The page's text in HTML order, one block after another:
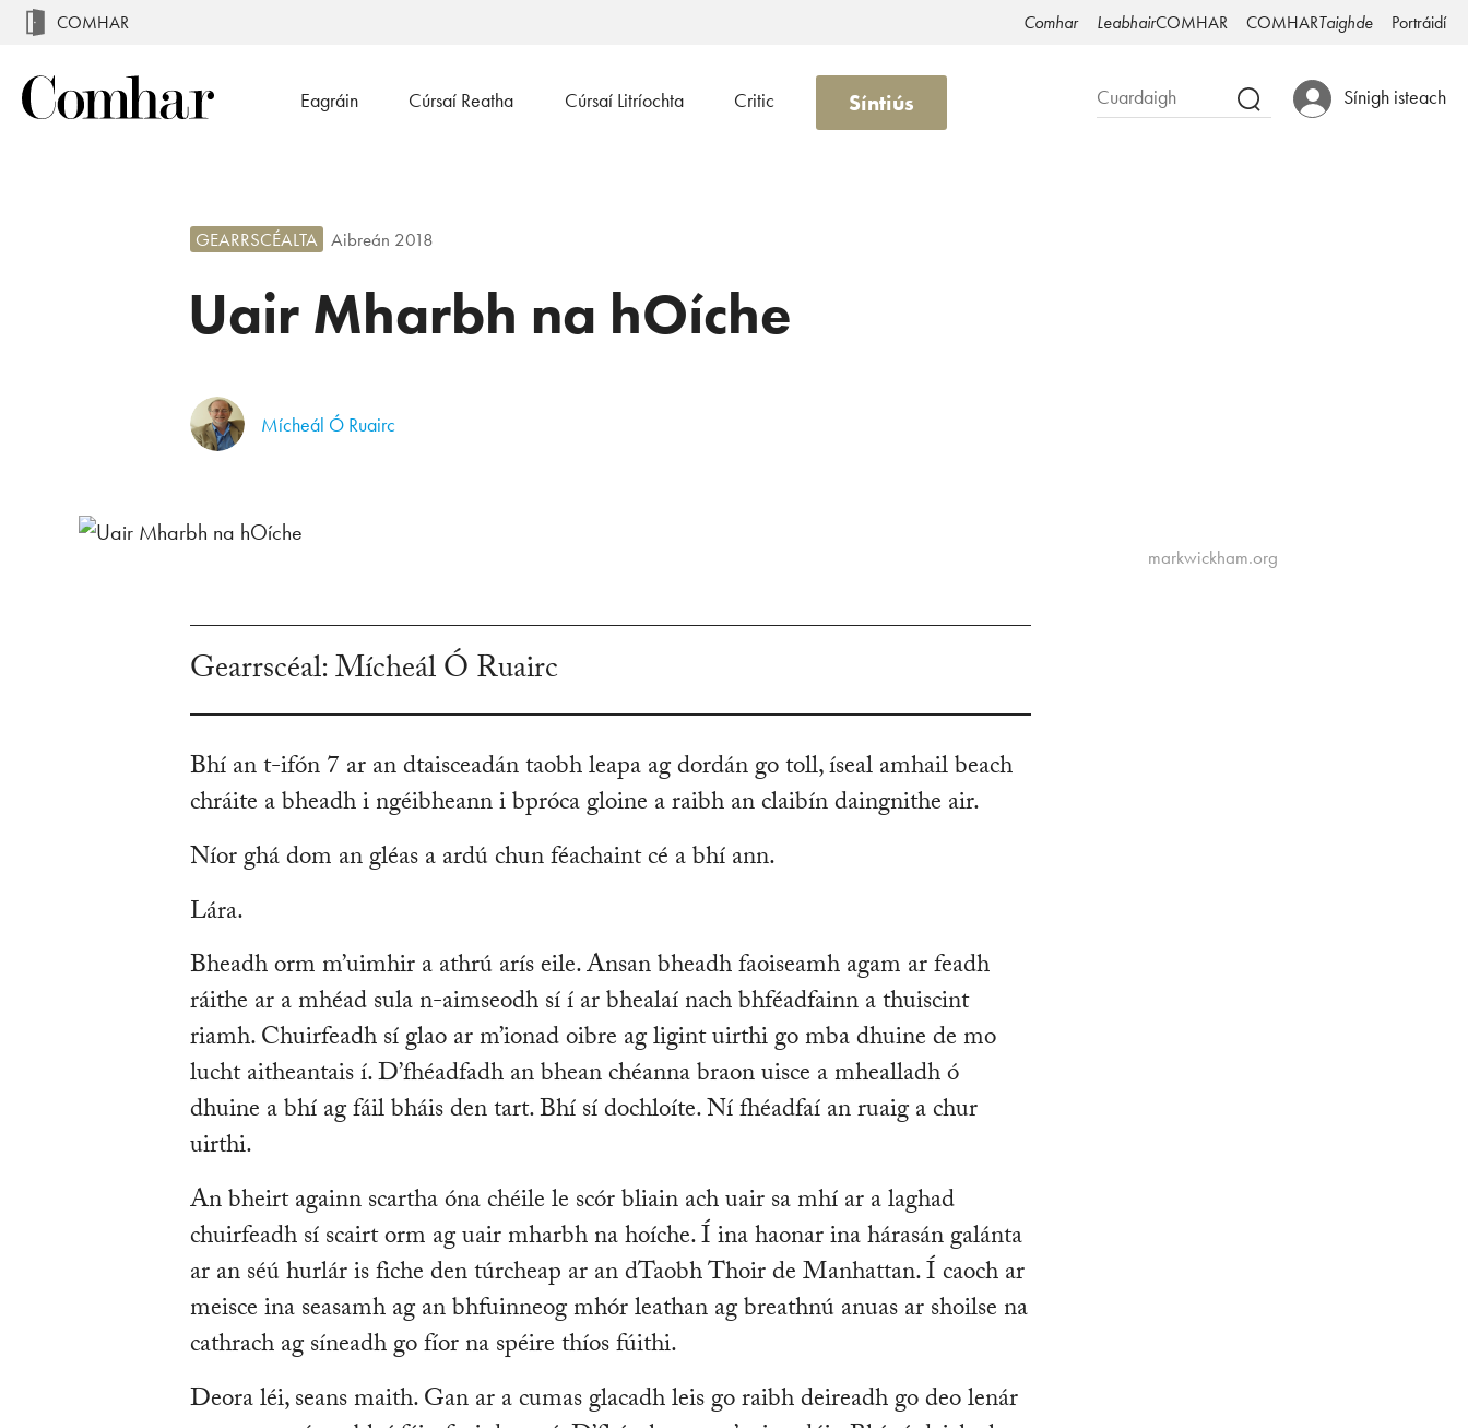
COMHAR Comhar LeabhairCOMHAR COMHARTaighde Portráidí
Sínigh isteach
Eagráin Cúrsaí Reatha Cúrsaí Litríochta Critic Síntiús
Uair Mharbh na hOíche
GEARRSCÉALTA Aibreán 2018
Mícheál Ó Ruairc
markwickham.org
Gearrscéal: Mícheál Ó Ruairc
Bhí an t-ifón 7 ar an dtaisceadán taobh leapa ag dordán go toll, íseal amhail beach
chráite a bheadh i ngéibheann i bpróca gloine a raibh an claibín daingnithe air.
Níor ghá dom an gléas a ardú chun féachaint cé a bhí ann.
Lára.
Bheadh orm m’uimhir a athrú arís eile. Ansan bheadh faoiseamh agam ar feadh
ráithe ar a mhéad sula n-aimseodh sí í ar bhealaí nach bhféadfainn a thuiscint
riamh. Chuirfeadh sí glao ar m’ionad oibre ag ligint uirthi go mba dhuine de mo
lucht aitheantais í. D’fhéadfadh an bhean chéanna braon uisce a mhealladh ó
dhuine a bhí ag fáil bháis den tart. Bhí sí dochloíte. Ní fhéadfaí an ruaig a chur
uirthi.
An bheirt againn scartha óna chéile le scór bliain ach uair sa mhí ar a laghad
chuirfeadh sí scairt orm ag uair mharbh na hoíche. Í ina haonar ina hárasán galánta
ar an séú hurlár is fiche den túrcheap ar an dTaobh Thoir de Manhattan. Í caoch ar
meisce ina seasamh ag an bhfuinneog mhór leathan ag breathnú anuas ar shoilse na
cathrach ag síneadh go fíor na spéire thíos fúithi.
Deora léi, seans maith. Gan ar a cumas glacadh leis go raibh deireadh go deo lenár